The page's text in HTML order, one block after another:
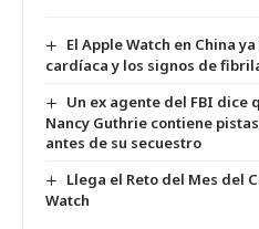
El Apple Watch en China
cardíaca y los signos de
Un ex agente del FBI dice
Nancy Guthrie contiene
antes de su secuestro
Llega el Reto del Mes del
Watch